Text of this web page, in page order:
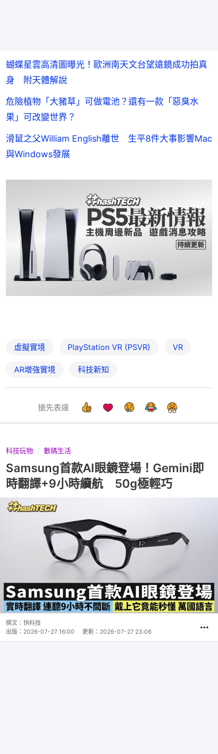
蝴蝶星雲高清圖曝光！歐洲南天文台望遠鏡成功拍真
身 附天體解說
危險植物「大豬草」可做電池？還有一款「惡臭水
果」可改變世界？
滑鼠之父William English離世 生平8件大事影響Mac
與Windows發展
虛擬實境 PlayStation VR (PSVR) VR
AR增強實境 科技新知
搶先表達
科技玩物 數碼生活
Samsung首款AI眼鏡登場！Gemini即
時翻譯+9小時續航 50g極輕巧
撰文： 快科技
出版： 2026-07-27 16:00 更新： 2026-07-27 23:06